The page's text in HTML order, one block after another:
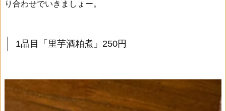
り合わせでいきましょー。
1品目「里芋酒粕煮」250円